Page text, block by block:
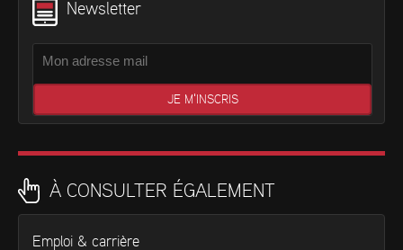
Newsletter
À CONSULTER ÉGALEMENT
Emploi & carrière